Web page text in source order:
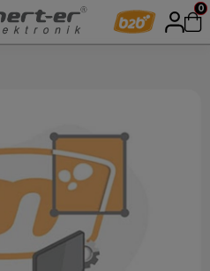
0